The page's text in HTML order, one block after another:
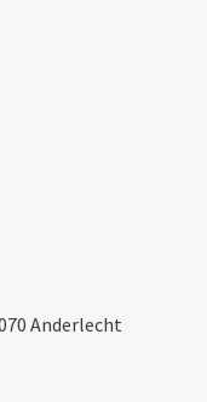
Anderlecht